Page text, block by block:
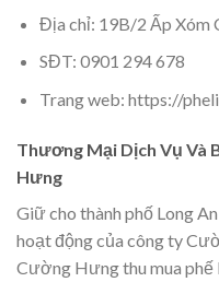
Địa chỉ: 19B/2 Ấp Xóm
SĐT: 0901 294 678
Trang web: https://
Thương Mại Dịch Vụ Và
Hưng
Giữ cho thành phố Long
hoạt động của công ty
Cường Hưng thu mua phế